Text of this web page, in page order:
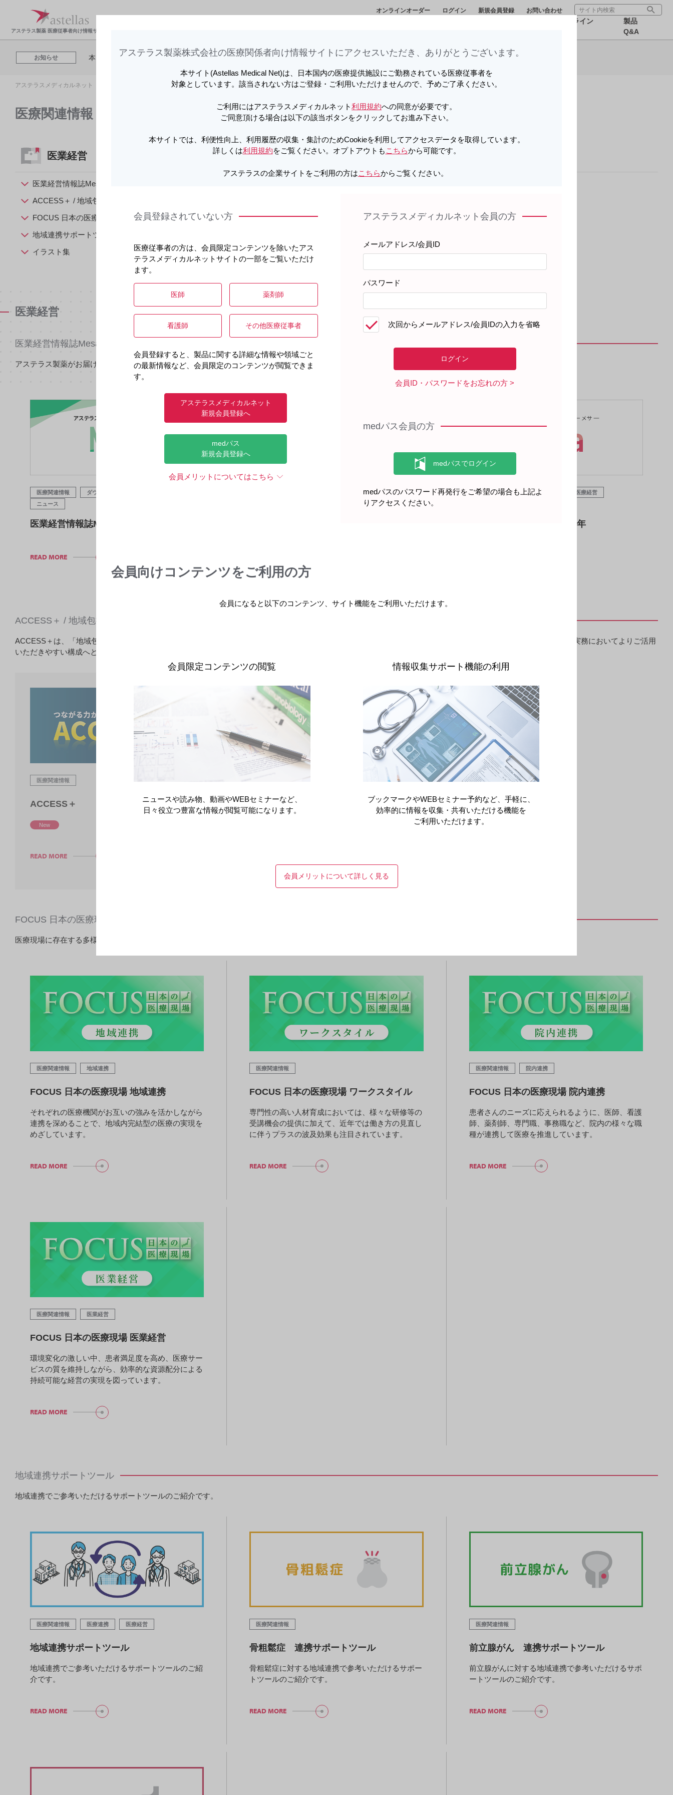
アステラス製薬 医療従事者向け情報サイト
オンラインオーダー ログイン 新規会員登録 お問い合わせ
オンライン
製品
Q&A
お知らせ
アステラスメディカルネットでは、利便性向上、利用履歴の収集・集計のため
Cookieを利用してアクセスデータを取得しています。詳しくは
お知らせ 本日開催される「【8月6日（木）】BLINCYTO Web Symposium」を視聴されたい方は こちらをクリックしてください
アステラスメディカルネットでは、利便性向上、利用履歴の収集・集計のため
アステラスメディカルネットでは、利便性向上、利用履歴の収集・集計のため
Cookieを利用してアクセスデータを取得しています。詳しくは
をご覧ください。オプトアウトも
アステラスメディカルネット トップ
医療関連情報
医業経営
医業経営情報誌Mesa
ACCESS＋ / 地域包括新時代
FOCUS 日本の医療現場
地域連携サポートツール
イラスト集
教育・研修
用語解説・解析手法
医業経営
医業経営情報誌Mesa
アステラス製薬がお届けする医業経営に関する情報誌です
医療関連情報 ダウンロード
ニュース
医業経営情報誌Mesa 2026年
READ MORE
医療経営
医療関連情報 ダウンロード
医療経営
医業経営情報誌Mesa 2024年
ACCESS＋ / 地域包括新時代
ACCESS＋は、「地域包括新時代」を発展的にリニューアルした新資材です。従来のコンセプトを継承しつつ、取り組み事例やTIPS、活用ツールを中心に、ご施設の実務においてよりご活用
いただきやすい構成へと刷新しています。※前立腺がん、骨粗しょう症、胃がんなどの疾患を中心にシリーズとして最新情報、事例をご覧いただけます。
医療関連情報
ACCESS＋
New
READ MORE
地域包括新時代
FOCUS 日本の医療現場
医療現場に存在する多様な課題解決の一助となるような、日本各地での先進的な取り組みを紹介いたします。
医療関連情報 地域連携
FOCUS 日本の医療現場 地域連携
それぞれの医療機関がお互いの強みを活かしながら
連携を深めることで、地域内完結型の医療の実現を
めざしています。
READ MORE
医療関連情報
FOCUS 日本の医療現場 ワークスタイル
専門性の高い人材育成においては、様々な研修等の
受講機会の提供に加えて、近年では働き方の見直し
に伴うプラスの波及効果も注目されています。
READ MORE
医療関連情報 院内連携
FOCUS 日本の医療現場 院内連携
患者さんのニーズに応えられるように、医師、看護
師、薬剤師、専門職、事務職など、院内の様々な職
種が連携して医療を推進しています。
READ MORE
医療関連情報 医業経営
FOCUS 日本の医療現場 医業経営
環境変化の激しい中、患者満足度を高め、医療サー
ビスの質を維持しながら、効率的な資源配分による
持続可能な経営の実現を図っています。
READ MORE
地域連携サポートツール
地域連携でご参考いただけるサポートツールのご紹介です。
医療関連情報 医療連携 医療経営
地域連携サポートツール
地域連携でご参考いただけるサポートツールのご紹
介です。
READ MORE
医療関連情報
骨粗鬆症 連携サポートツール
骨粗鬆症に対する地域連携で参考いただけるサポー
トツールのご紹介です。
READ MORE
医療関連情報
前立腺がん 連携サポートツール
前立腺がんに対する地域連携で参考いただけるサポ
ートツールのご紹介です。
READ MORE
アステラス製薬株式会社の医療関係者向け情報サイトに​アクセスいただき、ありがとうございます。​
本サイト(Astellas Medical Net)は、日本国内の医療提供施設にご勤務されている医療従事者を
対象としています。該当されない方はご登録・ご利用いただけませんので、予めご了承ください。
ご利用にはアステラスメディカルネット利用規約への同意が必要です。
ご同意頂ける場合は以下の該当ボタンをクリックしてお進み下さい。
本サイトでは、利便性向上、利用履歴の収集・集計のためCookieを利用してアクセスデータを取得しています。
詳しくは利用規約をご覧ください。オプトアウトも こちらから可能です。
アステラスの企業サイトをご利用の方はこちらからご覧ください。
会員登録されていない方
医療従事者の方は、会員限定コンテンツを除いたアス
テラスメディカルネットサイトの一部をご覧いただけ
ます。
医師 薬剤師
看護師 その他医療従事者
会員登録すると、製品に関する詳細な情報や領域ごと
の最新情報など、会員限定のコンテンツが閲覧できま
す。
アステラスメディカルネット
新規会員登録へ
medパス
新規会員登録へ
会員メリットについてはこちら
アステラスメディカルネット会員の方
メールアドレス/会員ID
パスワード
次回からメールアドレス/会員IDの入力を省略
会員ID・パスワードをお忘れの方
medパス会員の方
medパスのパスワード再発行をご希望の場合も上記よ
りアクセスください。
会員向けコンテンツをご利用の方
会員になると以下のコンテンツ、サイト機能をご利用いただけます。
会員限定コンテンツの閲覧
ニュースや読み物、動画やWEBセミナーなど、
日々役立つ豊富な情報が閲覧可能になります。
情報収集サポート機能の利用
ブックマークやWEBセミナー予約など、手軽に、
効率的に情報を収集・共有いただける機能を
ご利用いただけます。
会員メリットについて詳しく見る